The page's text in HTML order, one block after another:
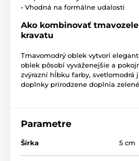
• Vhodná na formálne udalosti
Ako kombinovať
kravatu
Tmavomodrý oblek vytvorí
oblek pôsobí vyváženejšie a
zvýrazní hĺbku farby, svetlomodrá
doplnky prirodzene doplnia
Parametre
Šírka 5 cm